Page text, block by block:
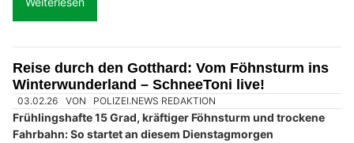
Reise durch den Gotthard: Vom Föhnsturm ins
Winterwunderland – SchneeToni live!
03.02.26 VON POLIZEI.NEWS REDAKTION
Frühlingshafte 15 Grad, kräftiger Föhnsturm und trockene
Fahrbahn: So startet an diesem Dienstagmorgen